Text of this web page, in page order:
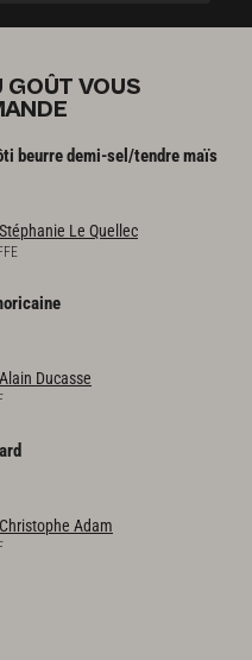
GOÛT VOUS
beurredemi-sel/tendremaïs
Stéphanie Le Quellec
Alain Ducasse
Christophe Adam